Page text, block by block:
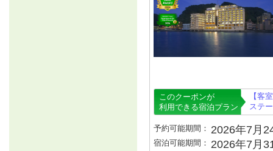
このクーポンが
利用できる宿泊プラン
【客
ステ
予約可能期間： 2026年7月
宿泊可能期間： 2026年7月